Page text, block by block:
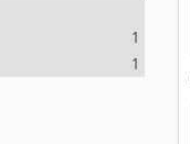
1
1